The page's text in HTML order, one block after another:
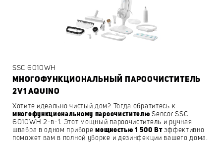
SSC 6010WH
MНОГОФУНКЦИОНАЛЬНЫЙ ПАРООЧИСТИТЕЛЬ
2V1 AQUINO
Хотите идеально чистый дом? Тогда обратитесь к
многофункциональному пароочистителю Sencor SSC
6010WH 2-в-1. Этот мощный пароочиститель и ручная
швабра в одном приборемощностью 1 500 Втэффективно
поможет вам в полной уборке и дезинфекции вашего дома.